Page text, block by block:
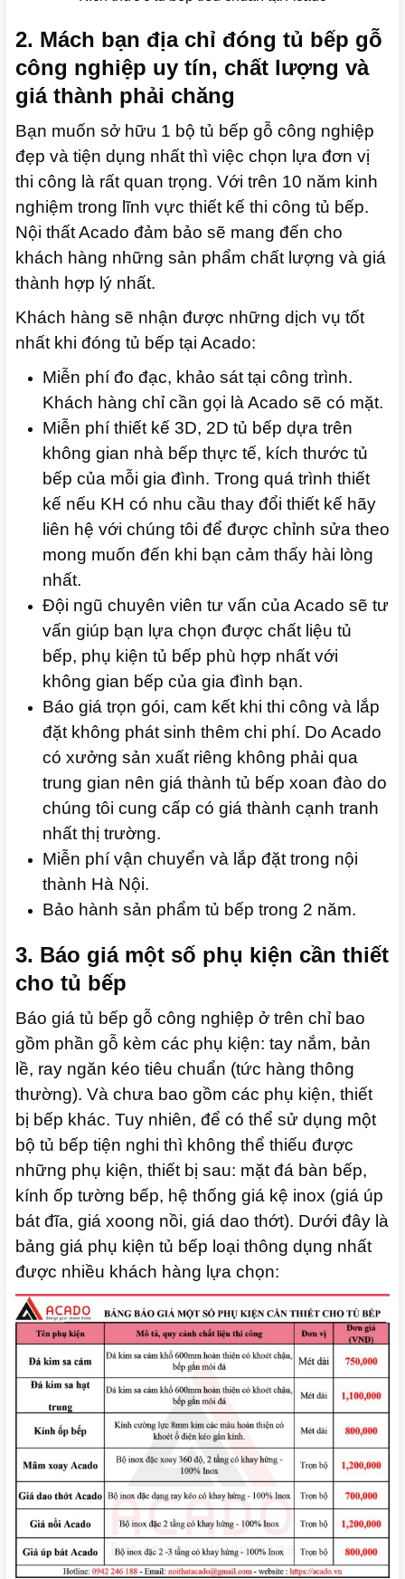
2. Mách bạn địa chỉ đóng tủ bếp gỗ
công nghiệp uy tín, chất lượng và
giá thành phải chăng
Bạn muốn sở hữu 1 bộ tủ bếp gỗ công nghiệp
đẹp và tiện dụng nhất thì việc chọn lựa đơn vị
thi công là rất quan trọng. Với trên 10 năm kinh
nghiệm trong lĩnh vực thiết kế thi công tủ bếp.
Nội thất Acado đảm bảo sẽ mang đến cho
khách hàng những sản phẩm chất lượng và giá
thành hợp lý nhất.
Khách hàng sẽ nhận được những dịch vụ tốt
nhất khi đóng tủ bếp tại Acado:
Miễn phí đo đạc, khảo sát tại công trình.
Khách hàng chỉ cần gọi là Acado sẽ có mặt.
Miễn phí thiết kế 3D, 2D tủ bếp dựa trên
không gian nhà bếp thực tế, kích thước tủ
bếp của mỗi gia đình. Trong quá trình thiết
kế nếu KH có nhu cầu thay đổi thiết kế hãy
liên hệ với chúng tôi để được chỉnh sửa theo
mong muốn đến khi bạn cảm thấy hài lòng
nhất.
Đội ngũ chuyên viên tư vấn của Acado sẽ tư
vấn giúp bạn lựa chọn được chất liệu tủ
bếp, phụ kiện tủ bếp phù hợp nhất với
không gian bếp của gia đình bạn.
Báo giá trọn gói, cam kết khi thi công và lắp
đặt không phát sinh thêm chi phí. Do Acado
có xưởng sản xuất riêng không phải qua
trung gian nên giá thành tủ bếp xoan đào do
chúng tôi cung cấp có giá thành cạnh tranh
nhất thị trường.
Miễn phí vận chuyển và lắp đặt trong nội
thành Hà Nội.
Bảo hành sản phẩm tủ bếp trong 2 năm.
3. Báo giá một số phụ kiện cần thiết
cho tủ bếp
Báo giá tủ bếp gỗ công nghiệp ở trên chỉ bao
gồm phần gỗ kèm các phụ kiện: tay nắm, bản
lề, ray ngăn kéo tiêu chuẩn (tức hàng thông
thường). Và chưa bao gồm các phụ kiện, thiết
bị bếp khác. Tuy nhiên, để có thể sử dụng một
bộ tủ bếp tiện nghi thì không thể thiếu được
những phụ kiện, thiết bị sau: mặt đá bàn bếp,
kính ốp tường bếp, hệ thống giá kệ inox (giá úp
bát đĩa, giá xoong nồi, giá dao thớt). Dưới đây là
bảng giá phụ kiện tủ bếp loại thông dụng nhất
được nhiều khách hàng lựa chọn: